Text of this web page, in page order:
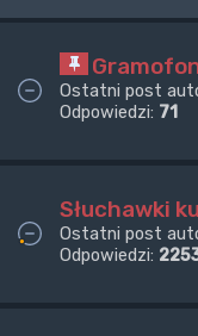
Ostatni post
Odpowiedzi: 71
Słuchawki
Ostatni post
Odpowiedzi: